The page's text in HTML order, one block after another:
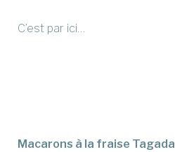
C’est par ici…
Macarons à la fraise Tagada